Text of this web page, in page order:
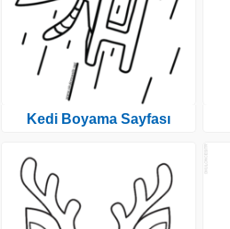
Kedi Boyama Sayfası